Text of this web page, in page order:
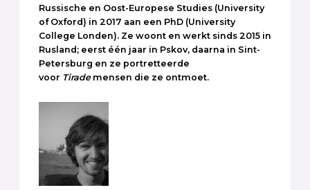
Russische en Oost-Europese Studies (University
of Oxford) in 2017 aan een PhD (University
College Londen). Ze woont en werkt sinds 2015 in
Rusland; eerst één jaar in Pskov, daarna in Sint-
Petersburg en ze portretteerde
voor Tirademensen die ze ontmoet.